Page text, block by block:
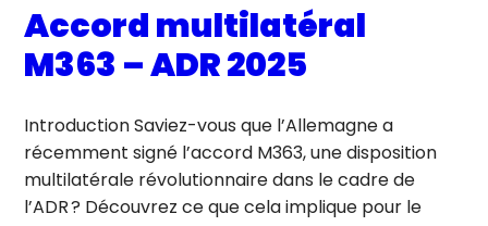
Accord multilatéral
M363 – ADR 2025
Introduction Saviez-vous que l’Allemagne a
récemment signé l’accord M363, une disposition
multilatérale révolutionnaire dans le cadre de
l’ADR ? Découvrez ce que cela implique pour le